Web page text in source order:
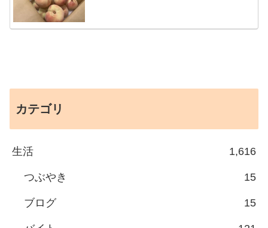
カテゴリ
生活 1,616
つぶやき 15
ブログ 15